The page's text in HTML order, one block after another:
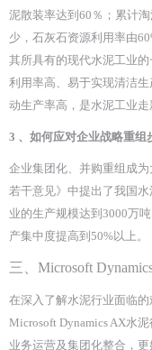
泥散装率达到60％；累计
少，石灰石资源利用率由
其所具有的现代水泥工业
利用率高、易于实现清洁
动生产率高，是水泥工业走
3 、如何应对企业战略重组
企业集团化、并购重组成
若干意见》中提出了我国
业的生产规模达到3000万
产集中度提高到50%以上。
三、 Microsoft
在深入了解水泥行业面临
Microsoft Dynamics AX水
业务运营及集团化整合，